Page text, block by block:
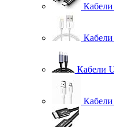
Кабели